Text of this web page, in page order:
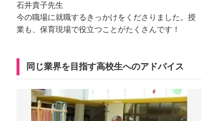
石井貴子先生
今の職場に就職するきっかけをくださりました。授
業も、保育現場で役立つことがたくさんです！
同じ業界を目指す高校生へのアドバイス